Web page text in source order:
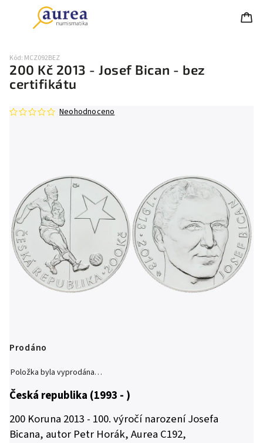
200 Kč 2013 - Josef Bican - bez
certifikátu
Kód: MCZ092BEZ
Neohodnoceno
Prodáno
Položka byla vyprodána…
Česká republika (1993 - )
200 Koruna 2013 - 100. výročí narození Josefa
Bicana, autor Petr Horák, Aurea C192,